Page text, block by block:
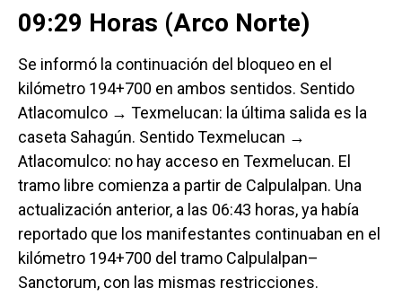
09:29 Horas (Arco Norte)
Se informó la continuación del bloqueo en el
kilómetro 194+700 en ambos sentidos. Sentido
Atlacomulco → Texmelucan: la última salida es la
caseta Sahagún. Sentido Texmelucan →
Atlacomulco: no hay acceso en Texmelucan. El
tramo libre comienza a partir de Calpulalpan. Una
actualización anterior, a las 06:43 horas, ya había
reportado que los manifestantes continuaban en el
kilómetro 194+700 del tramo Calpulalpan–
Sanctorum, con las mismas restricciones.